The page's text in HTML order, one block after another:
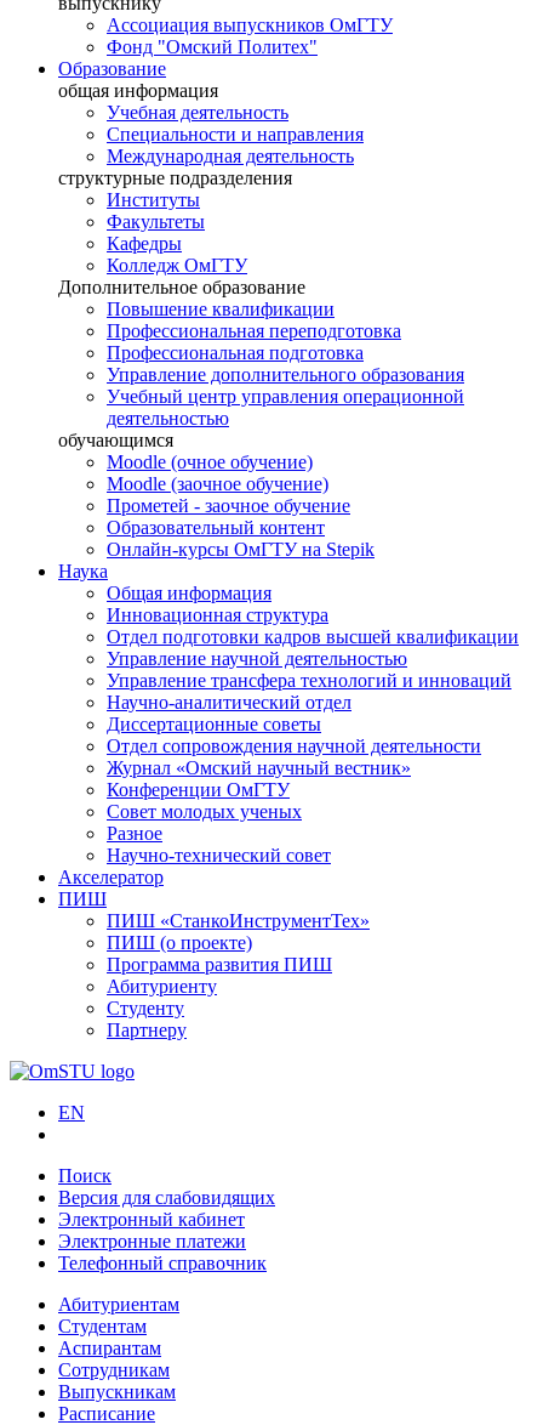
Ассоциация выпускников ОмГТУ
Фонд "Омский Политех"
Образование
общая информация
Учебная деятельность
Специальности и направления
Международная деятельность
структурные подразделения
Институты
Факультеты
Кафедры
Колледж ОмГТУ
Дополнительное образование
Повышение квалификации
Профессиональная переподготовка
Профессиональная подготовка
Управление дополнительного образования
Учебный центр управления операционной
деятельностью
обучающимся
Moodle (очное обучение)
Moodle (заочное обучение)
Прометей - заочное обучение
Образовательный контент
Онлайн-курсы ОмГТУ на Stepik
Наука
Общая информация
Инновационная структура
Отдел подготовки кадров высшей квалификации
Управление научной деятельностью
Управление трансфера технологий и инноваций
Научно-аналитический отдел
Диссертационные советы
Отдел сопровождения научной деятельности
Журнал «Омский научный вестник»
Конференции ОмГТУ
Совет молодых ученых
Разное
Научно-технический совет
Акселератор
ПИШ
ПИШ «СтанкоИнструментТех»
ПИШ (о проекте)
Программа развития ПИШ
Абитуриенту
Студенту
Партнеру
EN
Поиск
Версия для слабовидящих
Электронный кабинет
Электронные платежи
Телефонный справочник
Абитуриентам
Студентам
Аспирантам
Сотрудникам
Выпускникам
Расписание